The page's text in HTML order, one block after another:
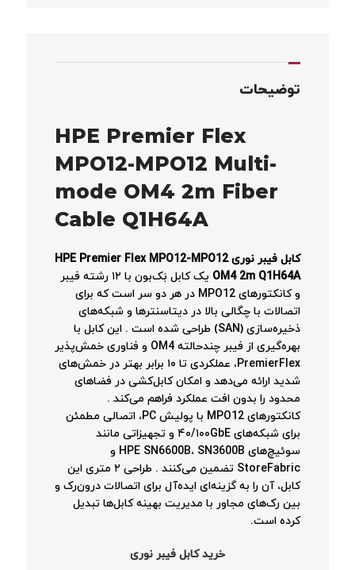
توضیحات
HPE Premier Flex
MPO12-MPO12 Multi-
mode OM4 2m Fiber
Cable Q1H64A
کابل فیبر نوری HPE Premier Flex MPO12-MPO12
OM4 2m Q1H64A
یک کابل بَک‌بون با ۱۲ رشته فیبر
و کانکتورهای MPO12 در هر دو سر است که برای
اتصالات با چگالی بالا در دیتاسنترها و شبکه‌های
ذخیره‌سازی (SAN) طراحی شده است
. این کابل با
بهره‌گیری از فیبر چندحالته OM4 و فناوری خمش‌پذیر
PremierFlex، عملکردی تا ۱۰ برابر بهتر در خمش‌های
شدید ارائه می‌دهد و امکان کابل‌کشی در فضاهای
محدود را بدون افت عملکرد فراهم می‌کند .
کانکتورهای MPO12 با پولیش PC، اتصالی مطمئن
برای شبکه‌های ۴۰/۱۰۰GbE و تجهیزاتی مانند
سوئیچ‌های HPE SN6600B، SN3600B و
StoreFabric تضمین می‌کنند
. طراحی ۲ متری این
کابل، آن را به گزینه‌ای ایده‌آل برای اتصالات درون‌رک و
بین رک‌های مجاور با مدیریت بهینه کابل‌ها تبدیل
کرده است.
خرید کابل فیبر نوری